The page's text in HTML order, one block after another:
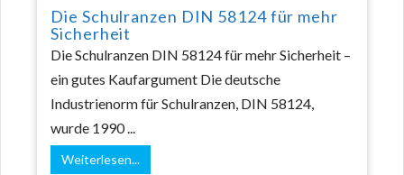
Die Schulranzen DIN 58124 für mehr
Sicherheit
Die Schulranzen DIN 58124 für mehr Sicherheit –
ein gutes Kaufargument Die deutsche
Industrienorm für Schulranzen, DIN 58124,
wurde 1990 ...
Weiterlesen...